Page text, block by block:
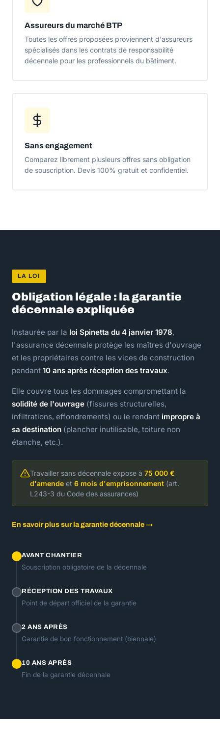
Assureurs du marché BTP
Toutes les offres proposées proviennent d'assureurs
spécialisés dans les contrats de responsabilité
décennale pour les professionnels du bâtiment.
Sans engagement
Comparez librement plusieurs offres sans obligation
de souscription. Devis 100% gratuit et confidentiel.
LA LOI
Obligation légale : la garantie
décennale expliquée
Instaurée par la loi Spinetta du 4 janvier 1978,
l'assurance décennale protège les maîtres d'ouvrage
et les propriétaires contre les vices de construction
pendant 10 ans après réception des travaux.
Elle couvre tous les dommages compromettant la
solidité de l'ouvrage (fissures structurelles,
infiltrations, effondrements) ou le rendant impropre à
sa destination (plancher inutilisable, toiture non
étanche, etc.).
Travailler sans décennale expose à 75 000 €
d'amende et 6 mois d'emprisonnement (art.
L243-3 du Code des assurances)
En savoir plus sur la garantie décennale →
AVANT CHANTIER
Souscription obligatoire de la décennale
RÉCEPTION DES TRAVAUX
Point de départ officiel de la garantie
2 ANS APRÈS
Garantie de bon fonctionnement (biennale)
10 ANS APRÈS
Fin de la garantie décennale